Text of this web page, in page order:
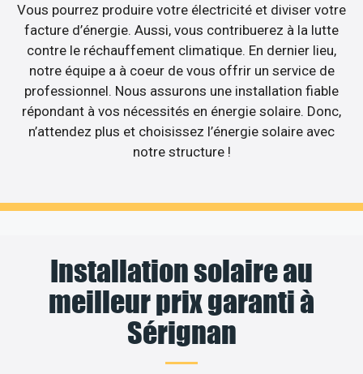
Vous pourrez produire votre électricité et diviser votre
facture d’énergie. Aussi, vous contribuerez à la lutte
contre le réchauffement climatique. En dernier lieu,
notre équipe a à coeur de vous offrir un service de
professionnel. Nous assurons une installation fiable
répondant à vos nécessités en énergie solaire. Donc,
n’attendez plus et choisissez l’énergie solaire avec
notre structure !
Installation solaire au
meilleur prix garanti à
Sérignan